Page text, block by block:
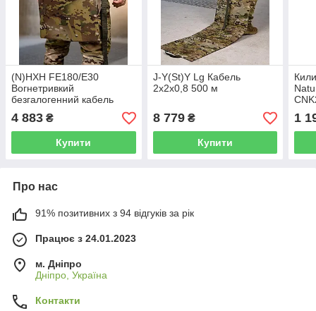
(N)HXH FE180/E30
Вогнетривкий
безгалогенний кабель
3x1,5 0,66/1kV 100м
4 883 ₴
Купити
J-Y(St)Y Lg Кабель
2x2x0,8 500 м
8 779₴
Купити
1
Про нас
91% позитивних з 94 відгуків за рік
Працює з 24.01.2023
м. Дніпро
Дніпро, Україна
Контакти